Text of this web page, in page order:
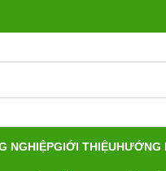
NGHIỆPGIỚI THIỆUHƯỚNG